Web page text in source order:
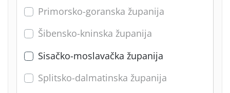
Primorsko-goranska županija
Šibensko-kninska županija
Sisačko-moslavačka županija
Splitsko-dalmatinska županija